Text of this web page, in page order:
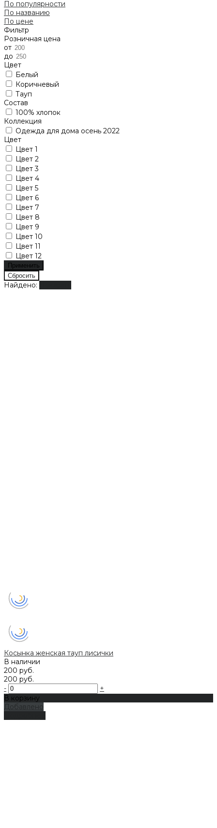
По популярности
По названию
По цене
Фильтр
Розничная цена
от
до
Цвет
Белый
Коричневый
Тауп
Состав
100% хлопок
Коллекция
Одежда для дома осень 2022
Цвет
Цвет 1
Цвет 2
Цвет 3
Цвет 4
Цвет 5
Цвет 6
Цвет 7
Цвет 8
Цвет 9
Цвет 10
Цвет 11
Цвет 12
Найдено:
Косынка женская тауп лисички
В наличии
200 руб.
200 руб.
-
+
В корзину
Добавлено